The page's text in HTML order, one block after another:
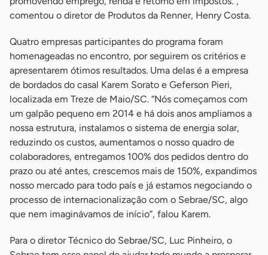
comentou o diretor de Produtos da Renner, Henry Costa.
Quatro empresas participantes do programa foram
homenageadas no encontro, por seguirem os critérios e
apresentarem ótimos resultados. Uma delas é a empresa
de bordados do casal Karem Sorato e Geferson Pieri,
localizada em Treze de Maio/SC. “Nós começamos com
um galpão pequeno em 2014 e há dois anos ampliamos a
nossa estrutura, instalamos o sistema de energia solar,
reduzindo os custos, aumentamos o nosso quadro de
colaboradores, entregamos 100% dos pedidos dentro do
prazo ou até antes, crescemos mais de 150%, expandimos
nosso mercado para todo país e já estamos negociando o
processo de internacionalização com o Sebrae/SC, algo
que nem imaginávamos de início”, falou Karem.
Para o diretor Técnico do Sebrae/SC, Luc Pinheiro, o